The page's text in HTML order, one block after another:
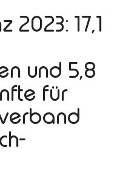
2023: 17,1
und 5,8
für